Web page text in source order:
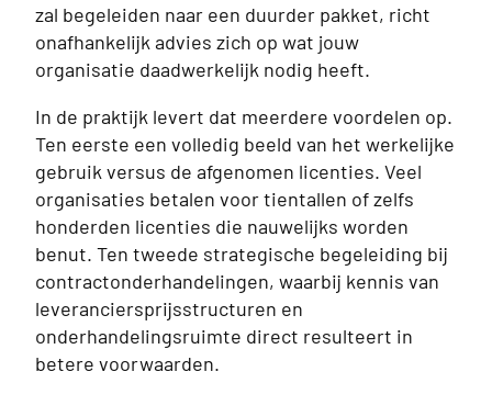
zal begeleiden naar een duurder pakket, richt
onafhankelijk advies zich op wat jouw
organisatie daadwerkelijk nodig heeft.
In de praktijk levert dat meerdere voordelen op.
Ten eerste een volledig beeld van het werkelijke
gebruik versus de afgenomen licenties. Veel
organisaties betalen voor tientallen of zelfs
honderden licenties die nauwelijks worden
benut. Ten tweede strategische begeleiding bij
contractonderhandelingen, waarbij kennis van
leveranciersprijsstructuren en
onderhandelingsruimte direct resulteert in
betere voorwaarden.